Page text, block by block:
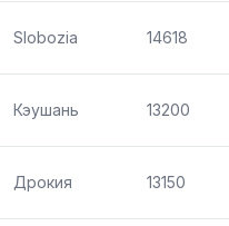
Slobozia 14618
Кэушань 13200
Дрокия 13150